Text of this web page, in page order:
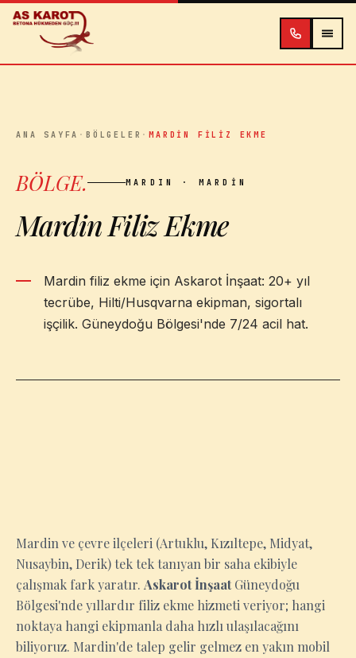
İçeriğe atla
ANA SAYFA ·BÖLGELER ·MARDIN FILIZ EKME
BÖLGE. MARDIN · MARDIN
Mardin Filiz Ekme
Mardin filiz ekme için Askarot İnşaat: 20+ yıl
tecrübe, Hilti/Husqvarna ekipman, sigortalı
işçilik. Güneydoğu Bölgesi'nde 7/24 acil hat.
Mardin ve çevre ilçeleri (Artuklu, Kızıltepe, Midyat,
Nusaybin, Derik) tek tek tanıyan bir saha ekibiyle
çalışmak fark yaratır. Askarot İnşaatGüneydoğu
Bölgesi'nde yıllardır filiz ekme hizmeti veriyor; hangi
noktaya hangi ekipmanla daha hızlı ulaşılacağını
biliyoruz. Mardin'de talep gelir gelmez en yakın mobil